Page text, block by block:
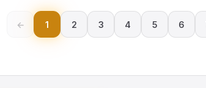
← 1 2 3 4 5 6